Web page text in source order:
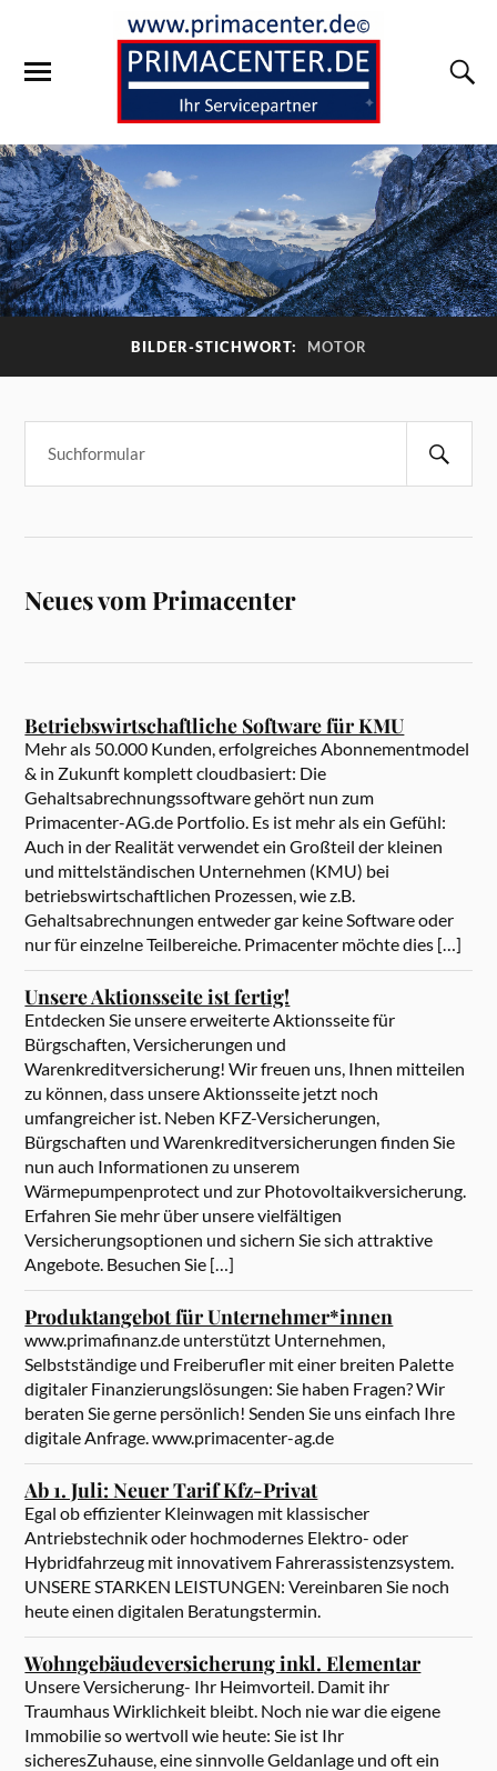
BILDER-STICHWORT: MOTOR
Neues vom Primacenter
Betriebswirtschaftliche Software für KMU
Mehr als 50.000 Kunden, erfolgreiches Abonnementmodel
& in Zukunft komplett cloudbasiert: Die
Gehaltsabrechnungssoftware gehört nun zum
Primacenter-AG.de Portfolio. Es ist mehr als ein Gefühl:
Auch in der Realität verwendet ein Großteil der kleinen
und mittelständischen Unternehmen (KMU) bei
betriebswirtschaftlichen Prozessen, wie z.B.
Gehaltsabrechnungen entweder gar keine Software oder
nur für einzelne Teilbereiche. Primacenter möchte dies […]
Unsere Aktionsseite ist fertig!
Entdecken Sie unsere erweiterte Aktionsseite für
Bürgschaften, Versicherungen und
Warenkreditversicherung! Wir freuen uns, Ihnen mitteilen
zu können, dass unsere Aktionsseite jetzt noch
umfangreicher ist. Neben KFZ-Versicherungen,
Bürgschaften und Warenkreditversicherungen finden Sie
nun auch Informationen zu unserem
Wärmepumpenprotect und zur Photovoltaikversicherung.
Erfahren Sie mehr über unsere vielfältigen
Versicherungsoptionen und sichern Sie sich attraktive
Angebote. Besuchen Sie […]
Produktangebot für Unternehmer*innen
www.primafinanz.de unterstützt Unternehmen,
Selbstständige und Freiberufler mit einer breiten Palette
digitaler Finanzierungslösungen: Sie haben Fragen? Wir
beraten Sie gerne persönlich! Senden Sie uns einfach Ihre
digitale Anfrage. www.primacenter-ag.de
Ab 1. Juli: Neuer Tarif Kfz-Privat
Egal ob effizienter Kleinwagen mit klassischer
Antriebstechnik oder hochmodernes Elektro- oder
Hybridfahrzeug mit innovativem Fahrerassistenzsystem.
UNSERE STARKEN LEISTUNGEN: Vereinbaren Sie noch
heute einen digitalen Beratungstermin.
Wohngebäudeversicherung inkl. Elementar
Unsere Versicherung- Ihr Heimvorteil. Damit ihr
Traumhaus Wirklichkeit bleibt. Noch nie war die eigene
Immobilie so wertvoll wie heute: Sie ist Ihr
sicheresZuhause, eine sinnvolle Geldanlage und oft ein